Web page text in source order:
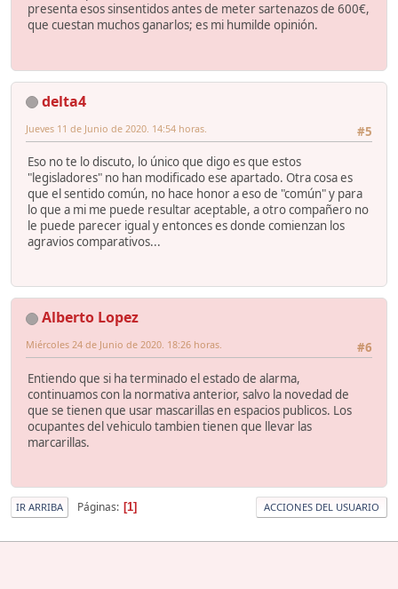
presenta esos sinsentidos antes de meter sartenazos de 600€,
que cuestan muchos ganarlos; es mi humilde opinión.
delta4
#5
Jueves 11 de Junio de 2020. 14:54 horas.
Eso no te lo discuto, lo único que digo es que estos
"legisladores" no han modificado ese apartado. Otra cosa es
que el sentido común, no hace honor a eso de "común" y para
lo que a mi me puede resultar aceptable, a otro compañero no
le puede parecer igual y entonces es donde comienzan los
agravios comparativos...
Alberto Lopez
#6
Miércoles 24 de Junio de 2020. 18:26 horas.
Entiendo que si ha terminado el estado de alarma,
continuamos con la normativa anterior, salvo la novedad de
que se tienen que usar mascarillas en espacios publicos. Los
ocupantes del vehiculo tambien tienen que llevar las
marcarillas.
IR ARRIBA Páginas 1 ACCIONES DEL USUARIO